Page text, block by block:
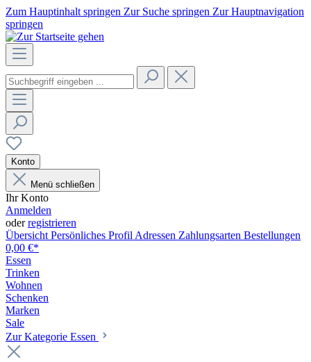
Zum Hauptinhalt springen Zur Suche springen Zur Hauptnavigation
springen
Konto
Menü schließen
Ihr Konto
Anmelden
oderregistrieren
Übersicht Persönliches Profil Adressen Zahlungsarten Bestellungen
0,00 €*
Essen
Trinken
Wohnen
Schenken
Marken
Sale
Zur Kategorie Essen